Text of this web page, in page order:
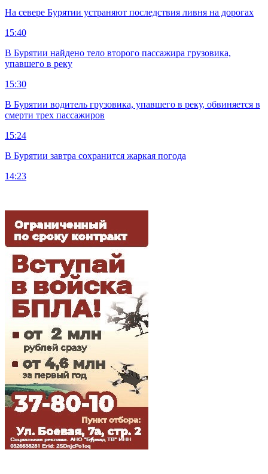
На севере Бурятии устраняют последствия ливня на дорогах
15:40
В Бурятии найдено тело второго пассажира грузовика,
упавшего в реку
15:30
В Бурятии водитель грузовика, упавшего в реку, обвиняется в
смерти трех пассажиров
15:24
В Бурятии завтра сохранится жаркая погода
14:23